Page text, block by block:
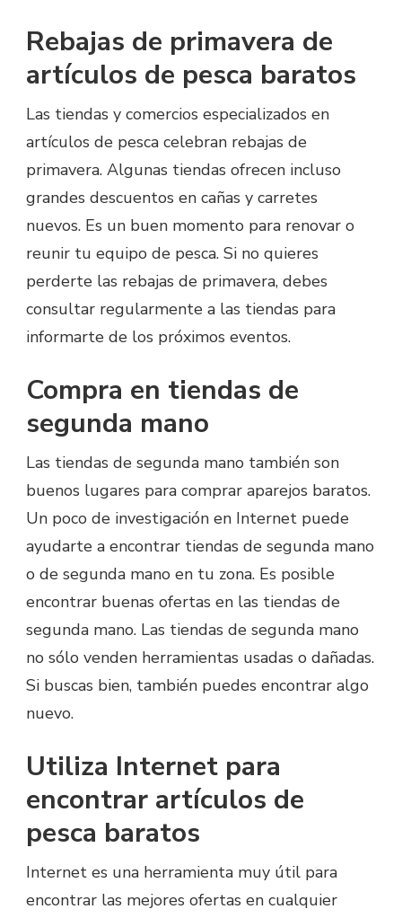
Rebajas de primavera de
artículos de pesca baratos
Las tiendas y comercios especializados en
artículos de pesca celebran rebajas de
primavera. Algunas tiendas ofrecen incluso
grandes descuentos en cañas y carretes
nuevos. Es un buen momento para renovar o
reunir tu equipo de pesca. Si no quieres
perderte las rebajas de primavera, debes
consultar regularmente a las tiendas para
informarte de los próximos eventos.
Compra en tiendas de
segunda mano
Las tiendas de segunda mano también son
buenos lugares para comprar aparejos baratos.
Un poco de investigación en Internet puede
ayudarte a encontrar tiendas de segunda mano
o de segunda mano en tu zona. Es posible
encontrar buenas ofertas en las tiendas de
segunda mano. Las tiendas de segunda mano
no sólo venden herramientas usadas o dañadas.
Si buscas bien, también puedes encontrar algo
nuevo.
Utiliza Internet para
encontrar artículos de
pesca baratos
Internet es una herramienta muy útil para
encontrar las mejores ofertas en cualquier